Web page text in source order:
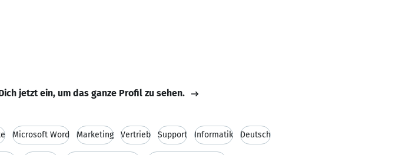
jetzt ein, um das ganze Profil zu sehen.
Microsoft Word Marketing Vertrieb Support Informatik Deutsch